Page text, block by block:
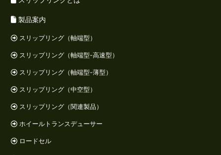
製品案内
スリップリング（軸端型）
スリップリング（軸端型-高速型）
スリップリング（軸端型-薄型）
スリップリング（中空型）
スリップリング（関連製品）
ホイールトランスデューサー
ロードセル